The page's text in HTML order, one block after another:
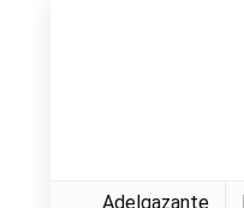
Adelgazante